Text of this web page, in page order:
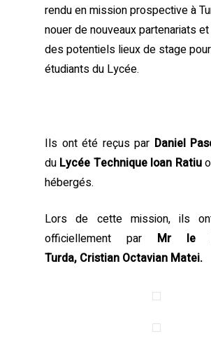
rendu en mission prospective à
nouer de nouveaux partenariats
des potentiels lieux de stage
étudiants du Lycée.
Ils ont été reçus par Daniel
du Lycée Technique Ioan Ratiu
hébergés.
Lors de cette mission, ils
officiellement par Mr le
Turda, Cristian Octavian Matei.